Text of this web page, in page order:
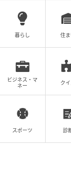
暮らし 住
ビジネス・マ
ネー
ク
スポーツ 診